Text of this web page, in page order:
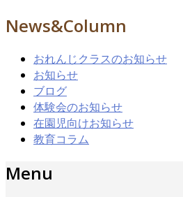
News&Column
おれんじクラスのお知らせ
お知らせ
ブログ
体験会のお知らせ
在園児向けお知らせ
教育コラム
Menu